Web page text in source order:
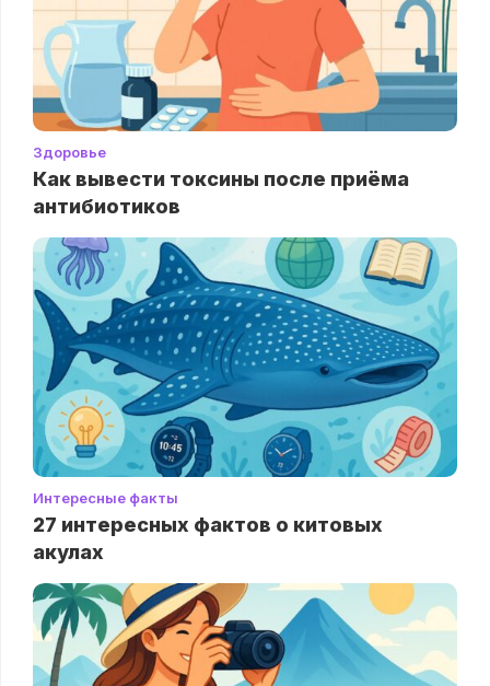
Здоровье
Как вывести токсины после приёма
антибиотиков
Интересные факты
27 интересных фактов о китовых
акулах